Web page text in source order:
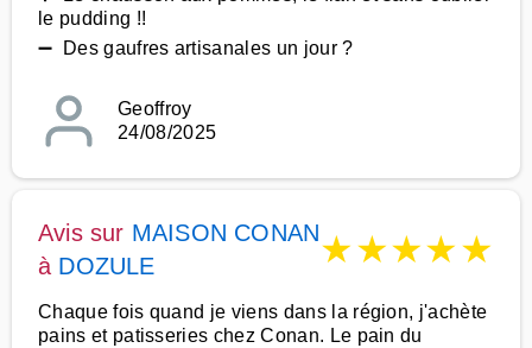
le pudding !!
➖ Des gaufres artisanales un jour ?
Geoffroy
24/08/2025
Avis sur MAISON CONAN
à DOZULE ★★★★★
Chaque fois quand je viens dans la région, j'achète
pains et patisseries chez Conan. Le pain du